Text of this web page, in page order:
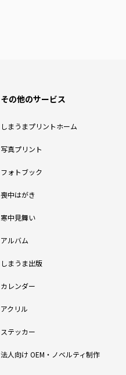
その他のサービス
しまうまプリントホーム
写真プリント
フォトブック
喪中はがき
寒中見舞い
アルバム
しまうま出版
カレンダー
アクリル
ステッカー
法人向け OEM・ノベルティ制作